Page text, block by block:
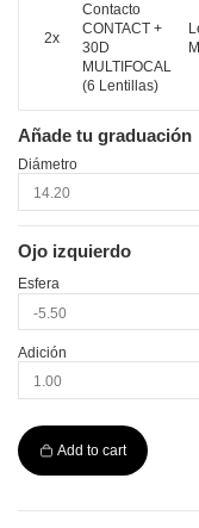
2x
Añade tu graduación
Diámetro
Ojo izquierdo
Esfera
Adición
Add to cart